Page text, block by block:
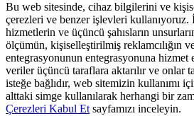
Bu web sitesinde, cihaz bilgilerini ve
çerezleri ve benzer işlevleri
hizmetlerin ve üçüncü şahısların
ölçümün, kişiselleştirilmiş reklamcılığın
entegrasyonunun entegrasyonuna hizmet
veriler üçüncü taraflara aktarılır ve onlar
isteğe bağlıdır, web sitemizin kullanımı
alttaki simge kullanılarak herhangi bir
Çerezleri Kabul Etsayfamızı inceleyin.